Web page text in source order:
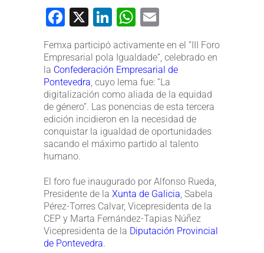
Facebook
X LinkedIn
WhatsApp
Femxa participó activamente en el “III Foro
Empresarial pola Igualdade”, celebrado en
la Confederación Empresarial de
Pontevedra, cuyo lema fue: “La
digitalización como aliada de la equidad
de género”. Las ponencias de esta tercera
edición incidieron en la necesidad de
conquistar la igualdad de oportunidades
sacando el máximo partido al talento
humano.
El foro fue inaugurado por Alfonso Rueda,
Presidente de la Xunta de Galicia, Sabela
Pérez-Torres Calvar, Vicepresidenta de la
CEP y Marta Fernández-Tapias Núñez
Vicepresidenta de la Diputación Provincial
de Pontevedra.